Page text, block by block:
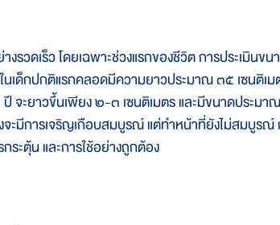
ดเร็ว โดยเฉพาะช่วงแรกของชีวิต การประเมินขน
นเด็กปกติแรกคลอดมีความยาวประมาณ ๓๕ เซนติเ
จะยาวขึ้นเพียง ๒-๓ เซนติเมตร และมีขนาดประม
ะมีการเจริญเกือบสมบูรณ์ แต่ทำหน้าที่ยังไม่สมบูรณ์
ระตุ้น และการใช้อย่างถูกต้อง